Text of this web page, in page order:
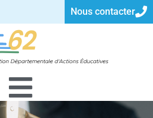
Nous contacter